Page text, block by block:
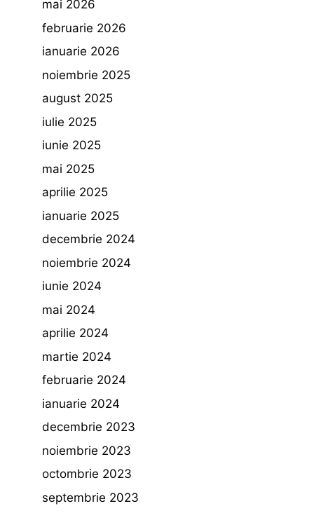
mai 2026
februarie 2026
ianuarie 2026
noiembrie 2025
august 2025
iulie 2025
iunie 2025
mai 2025
aprilie 2025
ianuarie 2025
decembrie 2024
noiembrie 2024
iunie 2024
mai 2024
aprilie 2024
martie 2024
februarie 2024
ianuarie 2024
decembrie 2023
noiembrie 2023
octombrie 2023
septembrie 2023